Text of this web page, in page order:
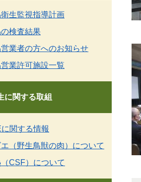
生監視指導計画
検査結果
業者の方へのお知らせ
業許可施設一覧
に関する取組
に関する情報
エ（野生鳥獣の肉）について
CSF）について